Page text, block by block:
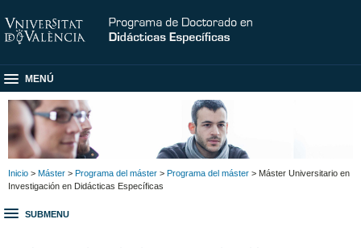
MENÚ
Inicio > Máster > Programa del máster > Programa del máster > Máster Universitario en
Investigación en Didácticas Específicas
SUBMENU